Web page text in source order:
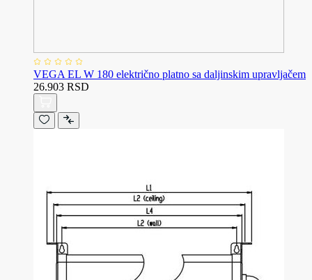
VEGA EL W 180 električno platno sa daljinskim upravljačem
26.903 RSD